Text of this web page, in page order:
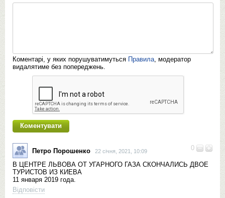
Коментарі, у яких порушуватимуться Правила, модератор
видалятиме без попереджень.
0
Петро Порошенко 22 січня, 2021, 10:09
В ЦЕНТРЕ ЛЬВОВА ОТ УГАРНОГО ГАЗА СКОНЧАЛИСЬ ДВОЕ
ТУРИСТОВ ИЗ КИЕВА
11 января 2019 года.
Відповісти